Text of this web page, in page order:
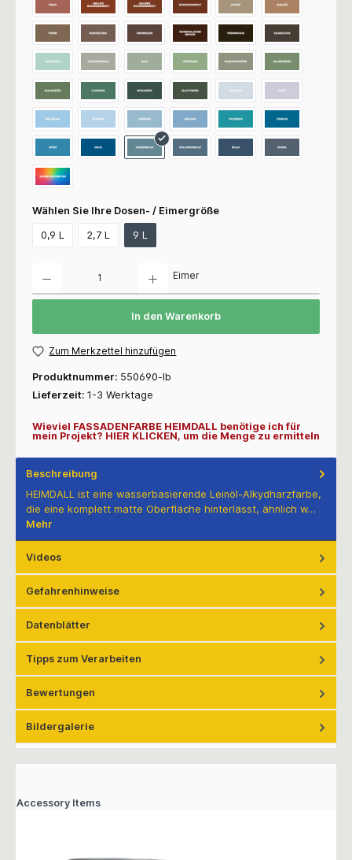
Wählen Sie Ihre Dosen- / Eimergröße
0,9 L 2,7 L 9 L
Eimer
In den Warenkorb
Zum Merkzettel hinzufügen
Produktnummer: 550690-lb
Lieferzeit: 1-3 Werktage
Wieviel FASSADENFARBE HEIMDALL benötige ich für
mein Projekt? HIER KLICKEN, um die Menge zu ermitteln
Beschreibung
HEIMDALL ist eine wasserbasierende Leinöl-Alkydharzfarbe,
die eine komplett matte Oberfläche hinterlässt, ähnlich w…
Mehr
Videos
Gefahrenhinweise
Datenblätter
Tipps zum Verarbeiten
Bewertungen
Bildergalerie
Accessory Items